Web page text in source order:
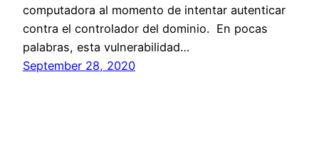
computadora al momento de intentar autenticar
contra el controlador del dominio. En pocas
palabras, esta vulnerabilidad…
September 28, 2020